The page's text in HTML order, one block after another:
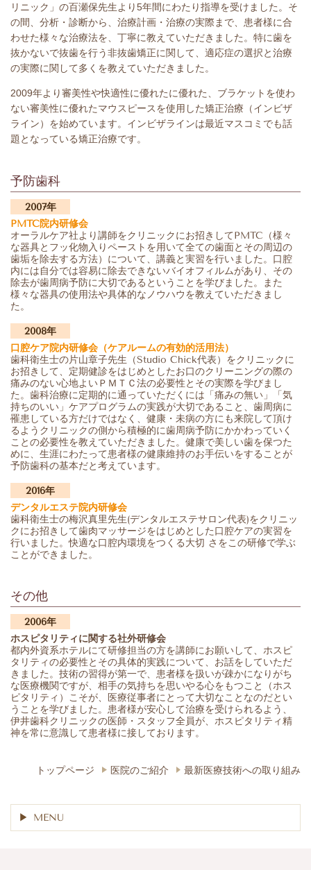
リニック」の百瀬保先生より5年間にわたり指導を受けました。そ
の間、分析・診断から、治療計画・治療の実際まで、患者様に合
わせた様々な治療法を、丁寧に教えていただきました。特に歯を
抜かないで抜歯を行う非抜歯矯正に関して、適応症の選択と治療
の実際に関して多くを教えていただきました。
2009年より審美性や快適性に優れたに優れた、ブラケットを使わ
ない審美性に優れたマウスピースを使用した矯正治療（インビザ
ライン）を始めています。インビザラインは最近マスコミでも話
題となっている矯正治療です。
予防歯科
2007年
PMTC院内研修会
オーラルケア社より講師をクリニックにお招きしてPMTC（様々
な器具とフッ化物入りペーストを用いて全ての歯面とその周辺の
歯垢を除去する方法）について、講義と実習を行いました。口腔
内には自分では容易に除去できないバイオフィルムがあり、その
除去が歯周病予防に大切であるということを学びました。また
様々な器具の使用法や具体的なノウハウを教えていただきまし
た。
2008年
口腔ケア院内研修会 （ケアルームの有効的活用法）
歯科衛生士の片山章子先生（Studio Chick代表）をクリニックに
お招きして、定期健診をはじめとしたお口のクリーニングの際の
痛みのない心地よいＰＭＴＣ法の必要性とその実際を学びまし
た。歯科治療に定期的に通っていただくには「痛みの無い」「気
持ちのいい」ケアプログラムの実践が大切であること、歯周病に
罹患している方だけではなく、健康・未病の方にも来院して頂け
るようクリニックの側から積極的に歯周病予防にかかわっていく
ことの必要性を教えていただきました。健康で美しい歯を保つた
めに、生涯にわたって患者様の健康維持のお手伝いをすることが
予防歯科の基本だと考えています。
2016年
デンタルエステ院内研修会
歯科衛生士の梅沢真里先生(デンタルエステサロン代表)をクリニッ
クにお招きして歯肉マッサージをはじめとした口腔ケアの実習を
行いました。快適な口腔内環境をつくる大切 さをこの研修で学ぶ
ことができました。
その他
2006年
ホスピタリティに関する社外研修会
都内外資系ホテルにて研修担当の方を講師にお願いして、ホスピ
タリティの必要性とその具体的実践について、お話をしていただ
きました。技術の習得が第一で、患者様を扱いが疎かになりがち
な医療機関ですが、相手の気持ちを思いやる心をもつこと（ホス
ピタリティ）こそが、医療従事者にとって大切なことなのだとい
うことを学びました。患者様が安心して治療を受けられるよう、
伊井歯科クリニックの医師・スタッフ全員が、ホスピタリティ精
神を常に意識して患者様に接しております。
トップページ 医院のご紹介 最新医療技術への取り組み
MENU